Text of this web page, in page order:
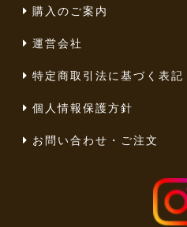
購入のご案内
運営会社
特定商取引法に基づく表記
個人情報保護方針
お問い合わせ・ご注文